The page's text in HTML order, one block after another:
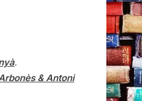
.
& Antoni